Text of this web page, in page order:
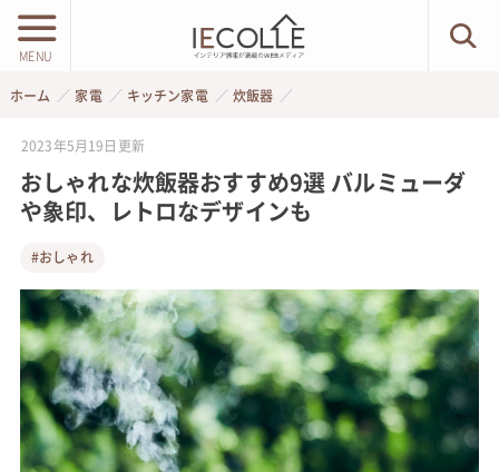
MENU
ホーム 家電 キッチン家電 炊飯器
2023年5月19日 更新
おしゃれな炊飯器おすすめ9選 バルミューダ
や象印、レトロなデザインも
#おしゃれ